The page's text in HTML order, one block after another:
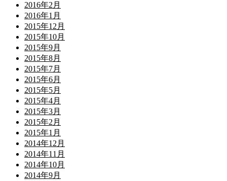
2016年2月
2016年1月
2015年12月
2015年10月
2015年9月
2015年8月
2015年7月
2015年6月
2015年5月
2015年4月
2015年3月
2015年2月
2015年1月
2014年12月
2014年11月
2014年10月
2014年9月